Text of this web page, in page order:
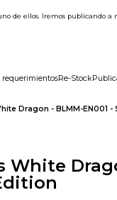
requerimientosRe-Stock
de ellos. Iremos publicando a
Dragon - BLMM-EN001 -
White